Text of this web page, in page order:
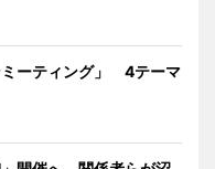
ミーティング」 4テーマ